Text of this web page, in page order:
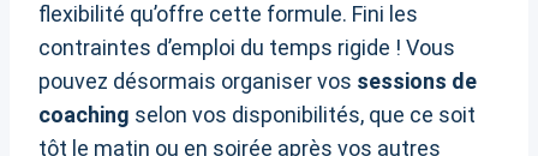
flexibilité qu’offre cette formule. Fini les
contraintes d’emploi du temps rigide ! Vous
pouvez désormais organiser vos sessions de
coaching selon vos disponibilités, que ce soit
tôt le matin ou en soirée après vos autres